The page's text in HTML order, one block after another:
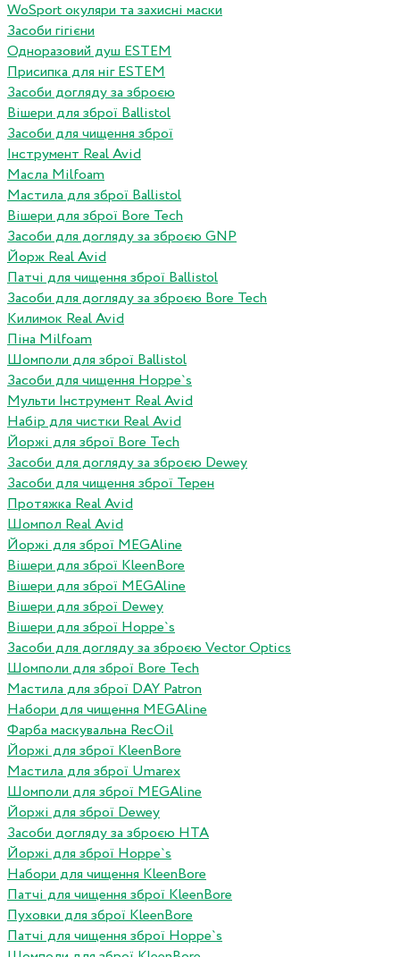
WoSport окуляри та захисні маски
Засоби гігієни
Одноразовий душ ESTEM
Присипка для ніг ESTEM
Засоби догляду за зброєю
Вішери для зброї Ballistol
Засоби для чищення зброї
Інструмент Real Avid
Масла Milfoam
Мастила для зброї Ballistol
Вішери для зброї Bore Tech
Засоби для догляду за зброєю GNP
Йорж Real Avid
Патчі для чищення зброї Ballistol
Засоби для догляду за зброєю Bore Tech
Килимок Real Avid
Піна Milfoam
Шомполи для зброї Ballistol
Засоби для чищення Hoppe`s
Мульти Інструмент Real Avid
Набір для чистки Real Avid
Йоржі для зброї Bore Tech
Засоби для догляду за зброєю Dewey
Засоби для чищення зброї Терен
Протяжка Real Avid
Шомпол Real Avid
Йоржі для зброї MEGAline
Вішери для зброї KleenBore
Вішери для зброї MEGAline
Вішери для зброї Dewey
Вішери для зброї Hoppe`s
Засоби для догляду за зброєю Vector Optics
Шомполи для зброї Bore Tech
Мастила для зброї DAY Patron
Набори для чищення MEGAline
Фарба маскувальна RecOil
Йоржі для зброї KleenBore
Мастила для зброї Umarex
Шомполи для зброї MEGAline
Йоржі для зброї Dewey
Засоби догляду за зброєю HTA
Йоржі для зброї Hoppe`s
Набори для чищення KleenBore
Патчі для чищення зброї KleenBore
Пуховки для зброї KleenBore
Патчі для чищення зброї Hoppe`s